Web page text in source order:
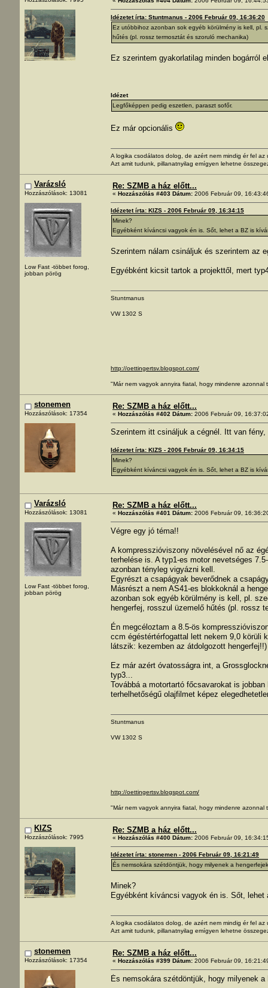
Idézetet írta: Stuntmanus - 2006 Február 09, 16:36:20
Ez utóbbihoz azonban sok egyéb körülmény is kell, pl.
hűtés (pl. rossz termosztát és szoruló mechanika)
Ez szerintem gyakorlatilag minden bogárról
Idézet
Legfőképpen pedig eszetlen, paraszt sofőr.
Ez már opcionális
A logika csodálatos dolog, de azért nem mindig ér fel
Azt amit tudunk, pillanatnyilag emígyen lehetne
Varázsló
Hozzászólások: 13081
Low Fast -többet forog,
jobban pörög
Re: SZMB a ház előtt...
« Hozzászólás #403 Dátum: 2006 Február 09,
Idézetet írta: KIZS - 2006 Február 09, 16:34:15
Minek?
Egyébként kíváncsi vagyok én is. Sőt, lehet a BZ is
Szerintem nálam csináljuk és szerintem az
Egyébként kicsit tartok a projekttől, mert
Stuntmanus
VW 1302 S
http://oettingertsv.blogspot.com/
"Már nem vagyok annyira fiatal, hogy mindenre azonnal
stonemen
Hozzászólások: 17354
Re: SZMB a ház előtt...
« Hozzászólás #402 Dátum: 2006 Február 09,
Szerintem itt csináljuk a cégnél. Itt van
Idézetet írta: KIZS - 2006 Február 09, 16:34:15
Minek?
Egyébként kíváncsi vagyok én is. Sőt, lehet a BZ is
Varázsló
Hozzászólások: 13081
Low Fast -többet forog,
jobban pörög
Re: SZMB a ház előtt...
« Hozzászólás #401 Dátum: 2006 Február 09,
Végre egy jó téma!!
A kompresszióviszony növelésével nő az
terhelése is. A typ1-es motor nevetséges
azonban tényleg vigyázni kell.
Egyrészt a csapágyak beverődnek a
Másrészt a nem AS41-es blokkoknál a
azonban sok egyéb körülmény is kell, pl.
hengerfej, rosszul üzemelő hűtés (pl. rossz
Én megcéloztam a 8.5-ös
ccm égéstértérfogattal lett nekem 9,0 körüli
látszik: kezemben az átdolgozott hengerfej!!)
Ez már azért óvatosságra int, a
typ3...
Továbbá a motortartó főcsavarokat is
terhelhetőségű olajfilmet képez
Stuntmanus
VW 1302 S
http://oettingertsv.blogspot.com/
"Már nem vagyok annyira fiatal, hogy mindenre azonnal
KIZS
Hozzászólások: 7995
Re: SZMB a ház előtt...
« Hozzászólás #400 Dátum: 2006 Február 09,
Idézetet írta: stonemen - 2006 Február 09, 16:21:49
És nemsokára szétdöntjük, hogy milyenek a
Minek?
Egyébként kíváncsi vagyok én is. Sőt,
A logika csodálatos dolog, de azért nem mindig ér fel
Azt amit tudunk, pillanatnyilag emígyen lehetne
stonemen
Hozzászólások: 17354
Re: SZMB a ház előtt...
« Hozzászólás #399 Dátum: 2006 Február 09,
És nemsokára szétdöntjük, hogy milyenek